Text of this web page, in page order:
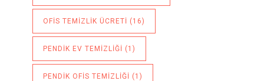
OFIS TEMIZLIK ÜCRETI (16)
PENDIK EV TEMIZLIĞI (1)
PENDIK OFIS TEMIZLIĞI (1)